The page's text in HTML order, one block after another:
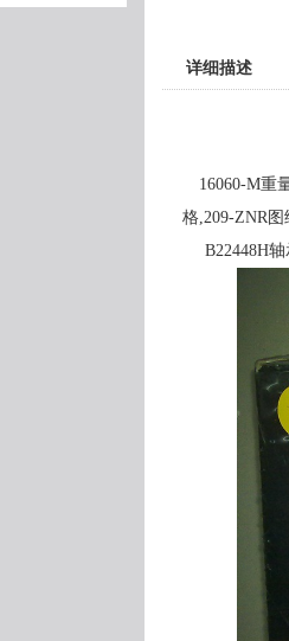
详细描述
16060-M重
格,209-ZNR
B22448H